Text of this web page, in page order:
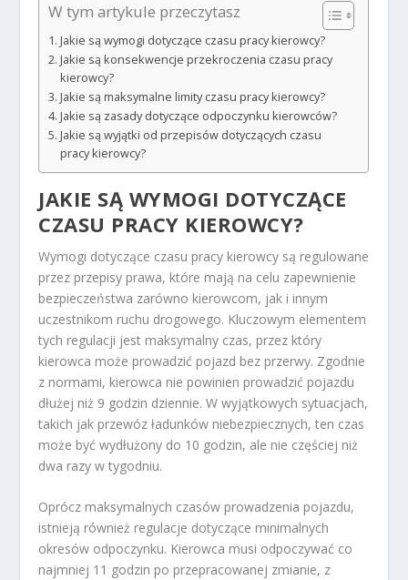
W tym artykule przeczytasz
Jakie są wymogi dotyczące czasu pracy kierowcy?
Jakie są konsekwencje przekroczenia czasu pracy
kierowcy?
Jakie są maksymalne limity czasu pracy kierowcy?
Jakie są zasady dotyczące odpoczynku kierowców?
Jakie są wyjątki od przepisów dotyczących czasu
pracy kierowcy?
JAKIE SĄ WYMOGI DOTYCZĄCE
CZASU PRACY KIEROWCY?
Wymogi dotyczące czasu pracy kierowcy są regulowane
przez przepisy prawa, które mają na celu zapewnienie
bezpieczeństwa zarówno kierowcom, jak i innym
uczestnikom ruchu drogowego. Kluczowym elementem
tych regulacji jest maksymalny czas, przez który
kierowca może prowadzić pojazd bez przerwy. Zgodnie
z normami, kierowca nie powinien prowadzić pojazdu
dłużej niż 9 godzin dziennie. W wyjątkowych sytuacjach,
takich jak przewóz ładunków niebezpiecznych, ten czas
może być wydłużony do 10 godzin, ale nie częściej niż
dwa razy w tygodniu.
Oprócz maksymalnych czasów prowadzenia pojazdu,
istnieją również regulacje dotyczące minimalnych
okresów odpoczynku. Kierowca musi odpoczywać co
najmniej 11 godzin po przepracowanej zmianie, z